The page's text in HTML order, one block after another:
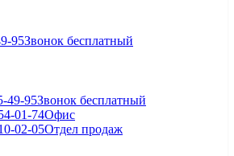
95Звонок бесплатный
49-95Звонок бесплатный
01-74Офис
02-05Отдел продаж